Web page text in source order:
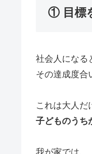
① 目標
社会人になる
その達成度合
これは大人だ
子どものうち